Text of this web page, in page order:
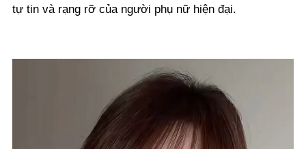
tự tin và rạng rỡ của người phụ nữ hiện đại.